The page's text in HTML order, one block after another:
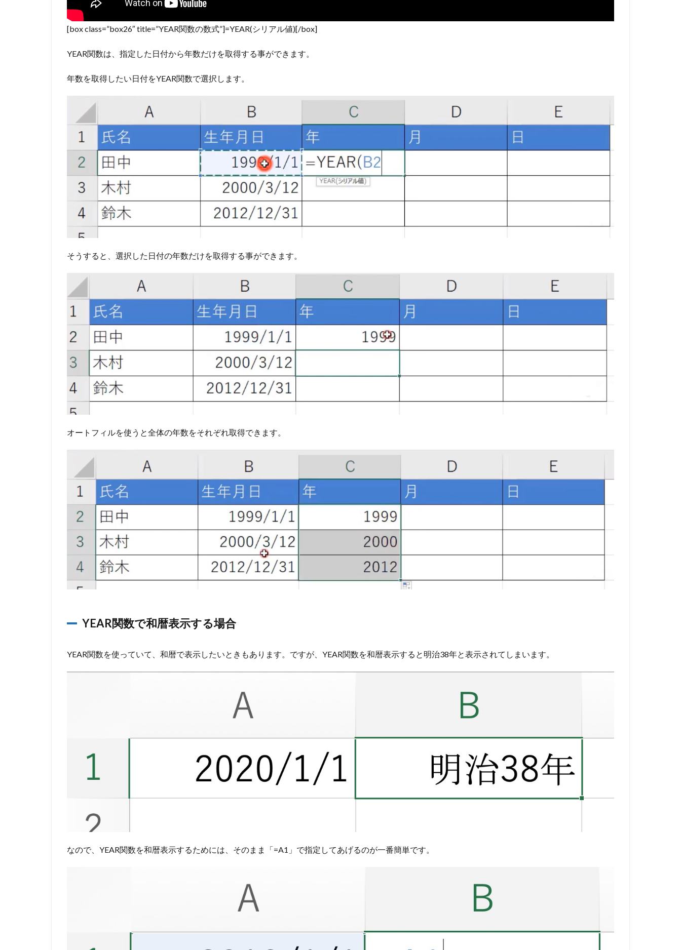
[box class=”box26″ title=”YEAR関数の数式”]=YEAR(シリアル値)[/box]
YEAR関数は、指定した日付から年数だけを取得する事ができます。
年数を取得したい日付をYEAR関数で選択します。
そうすると、選択した日付の年数だけを取得する事ができます。
オートフィルを使うと全体の年数をそれぞれ取得できます。
YEAR関数で和暦表示する場合
YEAR関数を使っていて、和暦で表示したいときもあります。ですが、YEAR関数を和暦表示すると明治38年と表示されてしまいます。
なので、YEAR関数を和暦表示するためには、そのまま「=A1」で指定してあげるのが一番簡単です。